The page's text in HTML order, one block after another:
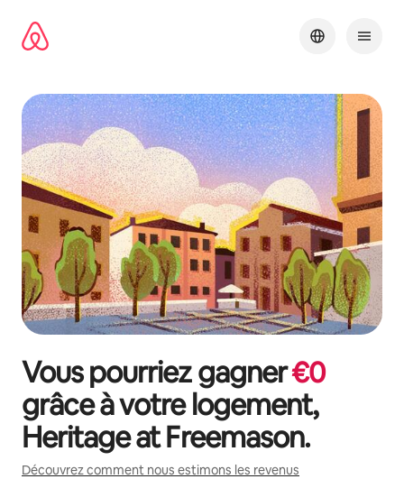
directement
Vous pourriez gagner€0
grâce à votre logement,
Heritage at Freemason.
Découvrez comment nous estimons les revenus